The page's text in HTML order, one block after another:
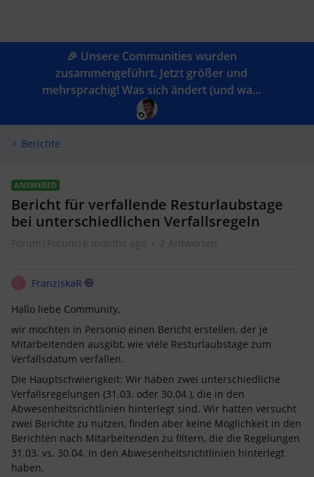
🎉 Unsere Communities wurden
zusammengeführt. Jetzt größer und
mehrsprachig! Was sich ändert (und wa...
Berichte
ANSWERED
Bericht für verfallende Resturlaubstage
bei unterschiedlichen Verfallsregeln
Forum|Forum|6 months ago 2 Antworten
FranziskaR
Hallo liebe Community,
wir möchten in Personio einen Bericht erstellen, der je
Mitarbeitenden ausgibt, wie viele Resturlaubstage zum
Verfallsdatum verfallen.
Die Hauptschwierigkeit: Wir haben zwei unterschiedliche
Verfallsregelungen (31.03. oder 30.04.), die in den
Abwesenheitsrichtlinien hinterlegt sind. Wir hatten versucht
zwei Berichte zu nutzen, finden aber keine Möglichkeit in den
Berichten nach Mitarbeitenden zu filtern, die die Regelungen
31.03. vs. 30.04. in den Abwesenheitsrichtlinien hinterlegt
haben.